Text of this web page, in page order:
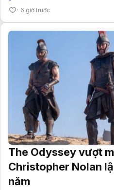
6 giờ trước
The Odyssey vượt
Christopher Nolan
năm